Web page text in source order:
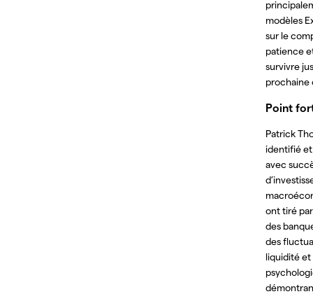
modèles
sur le
patience
survivre
prochaine
Point
Patrick
identifié
avec
ont tiré
des
des
liquidité et